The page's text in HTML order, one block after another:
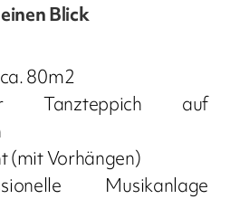
Blick
80m2
Tanzteppich auf
(mit Vorhängen)
Musikanlage